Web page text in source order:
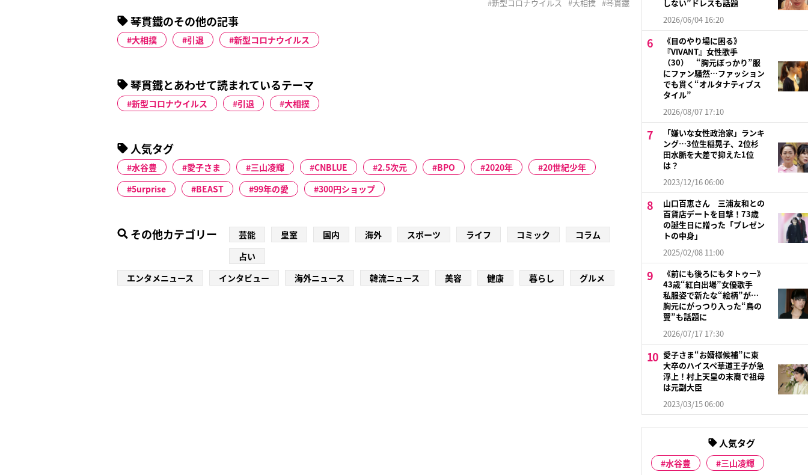
目前とした1月9日、こうTwitterで引退を表明したのは佐渡ケ嶽部屋に所属する序二段の琴貫鐵
（22）。続くツイートで「
#新型コロナウイルス #大相撲 #琴貫鐵
琴貫鐵のその他の記事
大相撲 引退 新型コロナウイルス
琴貫鐵とあわせて読まれているテーマ
新型コロナウイルス 引退 大相撲
人気タグ
水谷豊 愛子さま 三山凌輝 CNBLUE 2.5次元 BPO 2020年
20世紀少年
5urprise
BEAST 99年の愛 300円ショップ
その他カテゴリー 芸能 皇室 国内 海外 スポーツ ライフ コミック
コラム
占い
エンタメニュース
インタビュー 海外ニュース 韓流ニュース 美容 健康 暮らし グルメ
しない”ドレスも話題
2026/06/04 16:20
《目のやり場に困る》
『VIVANT』女性歌手
（30） “胸元ぽっかり”服
にファン騒然…ファッション
でも貫く“オルタナティブス
タイル”
2026/08/07 17:10
「嫌いな女性政治家」ランキ
ング…3位生稲晃子、2位杉
田水脈を大差で抑えた1位
は？
2023/12/16 06:00
山口百恵さん 三浦友和との
百貨店デートを目撃！73歳
の誕生日に贈った「プレゼン
トの中身」
2025/02/08 11:00
《前にも後ろにもタトゥー》
43歳“紅白出場”女優歌手
私服姿で新たな“絵柄”が…
胸元にがっつり入った“鳥の
翼”も話題に
2026/07/17 17:30
愛子さま“お婿様候補”に東
大卒のハイスペ華道王子が急
浮上！村上天皇の末裔で祖母
は元副大臣
2023/03/15 06:00
人気タグ
水谷豊
三山凌輝